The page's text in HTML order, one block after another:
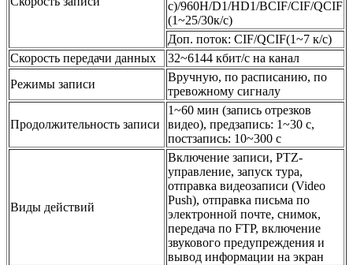
с)/960H/D1/HD1/BCIF/CIF/QCIF
(1~25/30к/с)
Доп. поток: CIF/QCIF(1~7 к/с)
Скорость передачи данных
32~6144 кбит/с на канал
Режимы записи
Вручную, по расписанию, по
тревожному сигналу
Продолжительность записи
1~60 мин (запись отрезков
видео), предзапись: 1~30 с,
постзапись: 10~300 с
Виды действий
Включение записи, PTZ-
управление, запуск тура,
отправка видеозаписи (Video
Push), отправка письма по
электронной почте, снимок,
передача по FTP, включение
звукового предупреждения и
вывод информации на экран